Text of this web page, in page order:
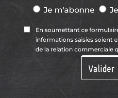
En soumettant ce
de la relation commerciale
Valider